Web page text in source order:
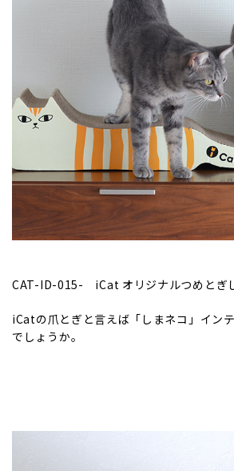
CAT-ID-015- iCat オリジナルつめとぎ
iCatの爪とぎと言えば「しまネコ」イン
でしょうか。